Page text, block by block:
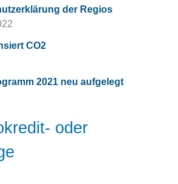
der Regios
CO2
2021 neu aufgelegt
oder